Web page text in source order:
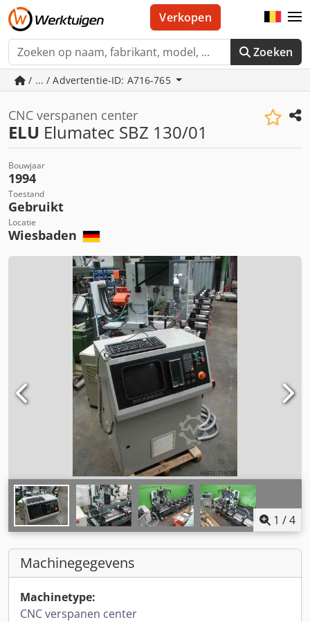
Zoeken
Verkopen
/ ... / Advertentie-ID: A716-765
CNC verspanen center
ELU Elumatec SBZ 130/01
Bouwjaar
1994
Toestand
Gebruikt
Locatie
Wiesbaden
1 /4
Machinegegevens
Machinetype:
CNC verspanen center